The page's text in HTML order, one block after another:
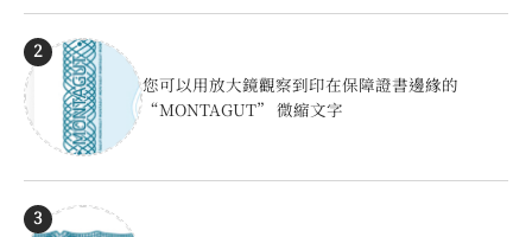
2
您可以用放大鏡觀察到印在保障證書邊緣的
“MONTAGUT” 微縮文字
3